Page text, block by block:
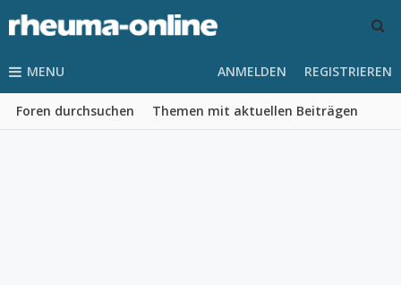
MENU
Foren durchsuchen Themen mit aktuellen Beiträgen
ANMELDEN REGISTRIEREN